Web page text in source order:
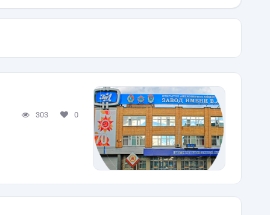
303 0